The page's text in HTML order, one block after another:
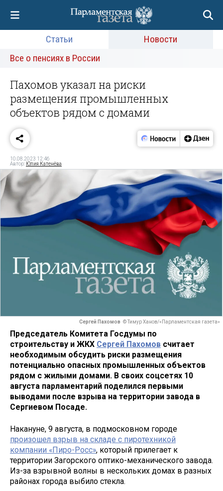
Статьи
Новости
Все о пенсиях в России
Пахомов указал на риски
размещения промышленных
объектов рядом с домами
10.08.2023 12:46
Автор: Юлия Катенёва
Сергей Пахомов © Тимур Ханов/«Парламентская газета»
Председатель Комитета Госдумы по
строительству и ЖКХ Сергей Пахомов считает
необходимым обсудить риски размещения
потенциально опасных промышленных объектов
рядом с жилыми домами. В своих соцсетях 10
августа парламентарий поделился первыми
выводами после взрыва на территории завода в
Сергиевом Посаде.
Накануне, 9 августа, в подмосковном городе
произошел взрыв на складе с пиротехникой
компании «Пиро-Росс», который прилегает к
территории Загорского оптико-механического завода.
Из-за взрывной волны в нескольких домах в разных
районах города выбило стекла.